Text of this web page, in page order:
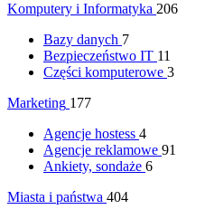
Komputery i Informatyka 206
Bazy danych 7
Bezpieczeństwo IT 11
Części komputerowe 3
Marketing 177
Agencje hostess 4
Agencje reklamowe 91
Ankiety, sondaże 6
Miasta i państwa 404